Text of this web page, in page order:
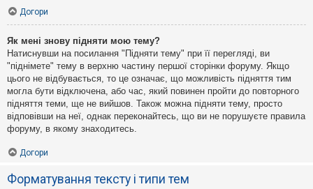
Догори
Як мені знову підняти мою тему?
Натиснувши на посилання "Підняти тему" при її перегляді, ви
"піднімете" тему в верхню частину першої сторінки форуму. Якщо
цього не відбувається, то це означає, що можливість підняття тим
могла бути відключена, або час, який повинен пройти до повторного
підняття теми, ще не вийшов. Також можна підняти тему, просто
відповівши на неї, однак переконайтесь, що ви не порушуєте правила
форуму, в якому знаходитесь.
Догори
Форматування тексту і типи тем